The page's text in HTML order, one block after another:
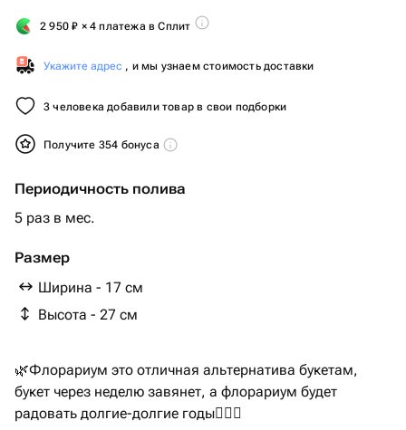
2 950₽ × 4 платежа в Сплит
Укажите адрес , и мы узнаем стоимость доставки
3 человека добавили товар в свои подборки
Получите 354 бонуса
Периодичность полива
5 раз в мес.
Размер
Ширина - 17 см
Высота - 27 см
🌿Флорариум это отличная альтернатива букетам,
букет через неделю завянет, а флорариум будет
радовать долгие-долгие годы👍🏼🥰